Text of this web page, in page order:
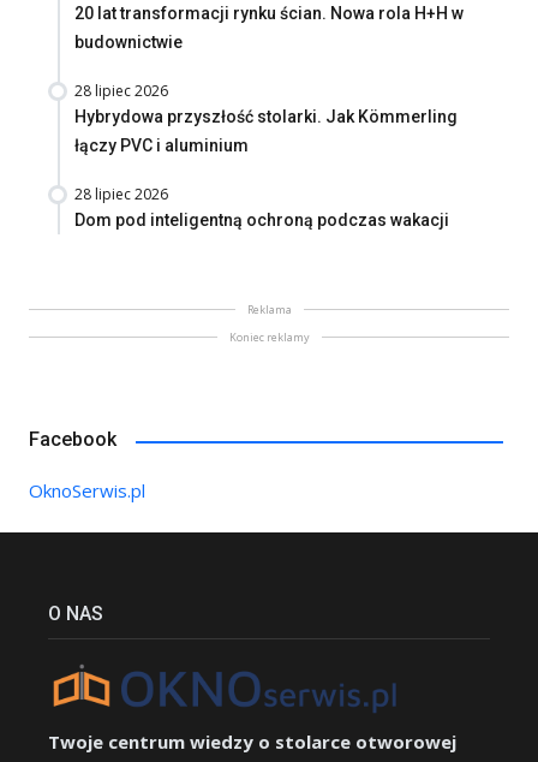
20 lat transformacji rynku ścian. Nowa rola H+H w
budownictwie
28 lipiec 2026
Hybrydowa przyszłość stolarki. Jak Kömmerling
łączy PVC i aluminium
28 lipiec 2026
Dom pod inteligentną ochroną podczas wakacji
Reklama
Koniec reklamy
Facebook
OknoSerwis.pl
O NAS
Twoje centrum wiedzy o stolarce otworowej